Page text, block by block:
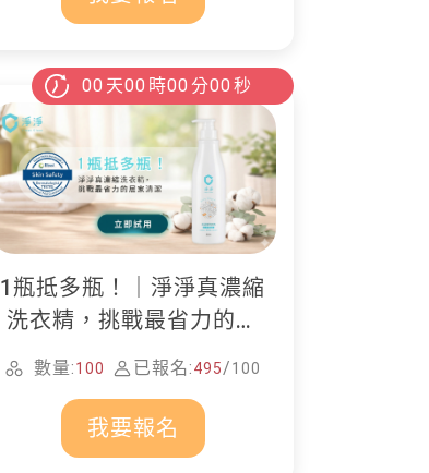
00 天00 時00 分00 秒
1瓶抵多瓶！｜淨淨真濃縮
洗衣精，挑戰最省力的居
家清潔
數量:100 已報名:495/100
我要報名